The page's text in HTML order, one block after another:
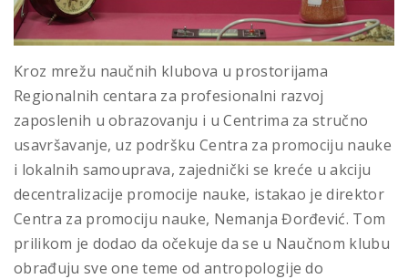
Kroz mrežu naučnih klubova u prostorijama
Regionalnih centara za profesionalni razvoj
zaposlenih u obrazovanju i u Centrima za stručno
usavršavanje, uz podršku Centra za promociju nauke
i lokalnih samouprava, zajednički se kreće u akciju
decentralizacije promocije nauke, istakao je direktor
Centra za promociju nauke, Nemanja Đorđević. Tom
prilikom je dodao da očekuje da se u Naučnom klubu
obrađuju sve one teme od antropologije do